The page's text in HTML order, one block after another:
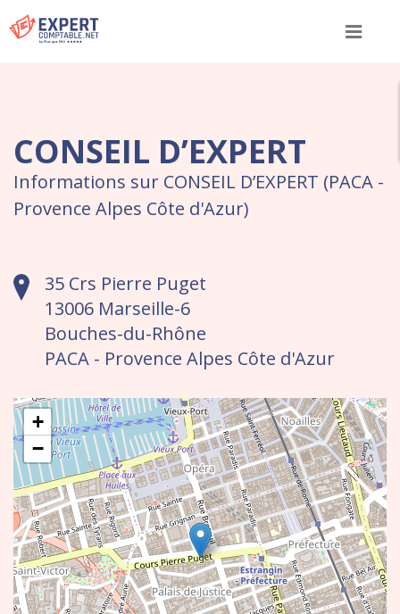
Menu
CONSEIL D’EXPERT
Informations sur CONSEIL D’EXPERT (PACA -
Provence Alpes Côte d'Azur)
35 Crs Pierre Puget
13006 Marseille-6
Bouches-du-Rhône
PACA - Provence Alpes Côte d'Azur
+
−